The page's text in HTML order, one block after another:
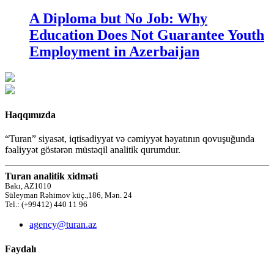
A Diploma but No Job: Why
Education Does Not Guarantee Youth
Employment in Azerbaijan
Haqqımızda
“Turan” siyasət, iqtisadiyyat və cəmiyyət həyatının qovuşuğunda
fəaliyyət göstərən müstəqil analitik qurumdur.
Turan analitik xidməti
Bakı, AZ1010
Süleyman Rəhimov küç.,186, Mən. 24
Tel.: (+99412) 440 11 96
agency@turan.az
Faydalı